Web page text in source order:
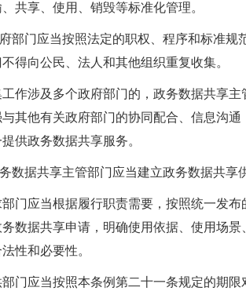
共享、使用、销毁等标准化管理。
部门应当按照法定的职权、程序和标准规
得向公民、法人和其他组织重复收集。
作涉及多个政府部门的，政务数据共享
其他有关政府部门的协同配合、信息沟
供政务数据共享服务。
数据共享主管部门应当建立政务数据共享
门应当根据履行职责需要，按照统一发
数据共享申请，明确使用依据、使用场
性和必要性。
门应当按照本条例第二十一条规定的期